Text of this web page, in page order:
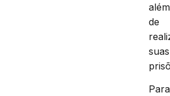
além
de
suas
Para